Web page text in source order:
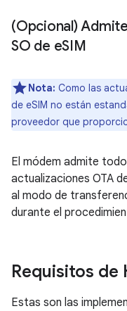
(Opcional)
SO de eSIM
Nota: Como las
de eSIM no están
proveedor que
El módem admite
actualizaciones OTA
al modo de
durante el
Requisitos de
Estas son las